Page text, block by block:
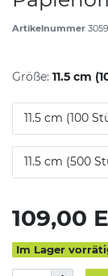
Artikelnummer 3059
Größe: 11.5 cm
11.5 cm (100
11.5 cm (500
109,00
Im Lager